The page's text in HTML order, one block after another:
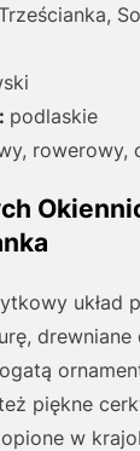
podlaskie
rowerowy,
układ
drewniane
piękne
w